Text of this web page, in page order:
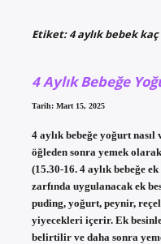
Etiket:4 aylık bebek
4 Aylık Bebeğe
Tarih: Mart 15, 2025
4 aylık bebeğe yoğurt
öğleden sonra yemek
(15.30-16. 4 aylık bebeğe
zarfında uygulanacak ek
puding, yoğurt, peynir,
yiyecekleri içerir. Ek
belirtilir ve daha sonra